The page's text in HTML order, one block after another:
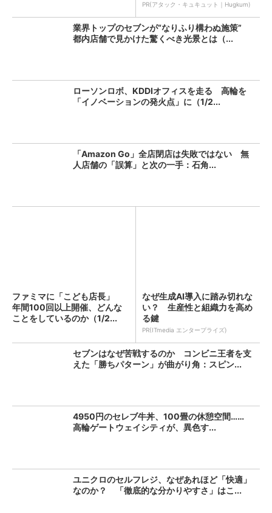
PR(アタック・キュキュット｜Hugkum)
業界トップのセブンが“なりふり構わぬ施策”
都内店舗で見かけた驚くべき光景とは（...
ローソンロボ、KDDIオフィスを走る 高輪を
「イノベーションの発火点」に（1/2...
「Amazon Go」全店閉店は失敗ではない 無
人店舗の「誤算」と次の一手：石角...
ファミマに「こども店長」
年間100回以上開催、どんな
ことをしているのか（1/2...
なぜ生成AI導入に踏み切れな
い？ 生産性と組織力を高め
る鍵
PR(ITmedia エンタープライズ)
セブンはなぜ苦戦するのか コンビニ王者を支
えた「勝ちパターン」が曲がり角：スピン...
4950円のセレブ牛丼、100畳の休憩空間……
高輪ゲートウェイシティが、異色す...
ユニクロのセルフレジ、なぜあれほど「快適」
なのか？ 「徹底的な分かりやすさ」はこ...